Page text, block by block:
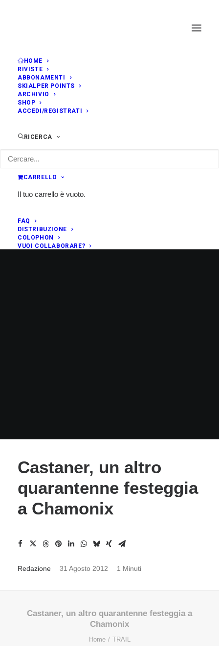
HOME
RIVISTE
ABBONAMENTI
SKIALPER POINTS
ARCHIVIO
SHOP
ACCEDI/REGISTRATI
RICERCA
CARRELLO
Il tuo carrello è vuoto.
FAQ
DISTRIBUZIONE
COLOPHON
VUOI COLLABORARE?
Castaner, un altro
quarantenne festeggia
a Chamonix
Redazione 31 Agosto 2012 1 Minuti
Castaner, un altro quarantenne festeggia a
Chamonix
Home
TRAIL